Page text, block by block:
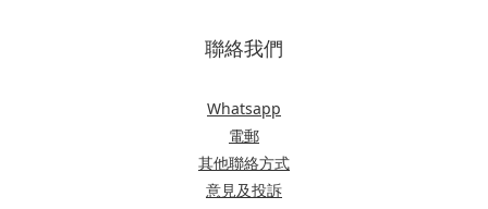
聯絡我們
Whatsapp
電郵
其他聯絡方式
意見及投訴